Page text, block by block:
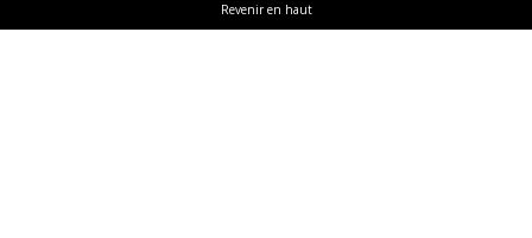
Revenir en haut